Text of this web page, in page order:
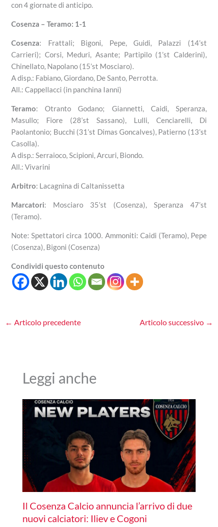
con 4 giornate di anticipo.
Cosenza – Teramo: 1-1
Cosenza: Frattali; Bigoni, Pepe, Guidi, Palazzi (14’st
Carrieri); Corsi, Meduri, Asante; Partipilo (1’st Calderini),
Chinellato, Napolano (15’st Mosciaro).
A disp.: Fabiano, Giordano, De Santo, Perrotta.
All.: Cappellacci (in panchina Ianni)
Teramo: Otranto Godano; Giannetti, Caidi, Speranza,
Masullo; Fiore (28’st Sassano), Lulli, Cenciarelli, Di
Paolantonio; Bucchi (31’st Dimas Goncalves), Patierno (13’st
Casolla).
A disp.: Serraioco, Scipioni, Arcuri, Biondo.
All.: Vivarini
Arbitro: Lacagnina di Caltanissetta
Marcatori: Mosciaro 35’st (Cosenza), Speranza 47’st
(Teramo).
Note: Spettatori circa 1000. Ammoniti: Caidi (Teramo), Pepe
(Cosenza), Bigoni (Cosenza)
Condividi questo contenuto
← Articolo precedente Articolo successivo →
Leggi anche
Il Cosenza Calcio annuncia l’arrivo di due
nuovi calciatori: Iliev e Cogoni